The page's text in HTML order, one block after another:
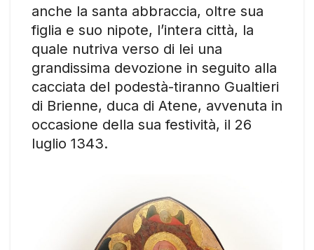
anche la santa abbraccia, oltre sua
figlia e suo nipote, l’intera città, la
quale nutriva verso di lei una
grandissima devozione in seguito alla
cacciata del podestà-tiranno Gualtieri
di Brienne, duca di Atene, avvenuta in
occasione della sua festività, il 26
luglio 1343.